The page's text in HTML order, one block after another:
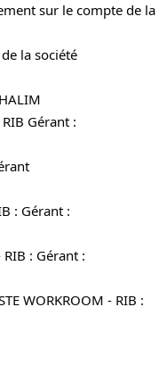
sur le compte de la
la société
Gérant :
: Gérant :
RIB : Gérant :
WORKROOM - RIB :